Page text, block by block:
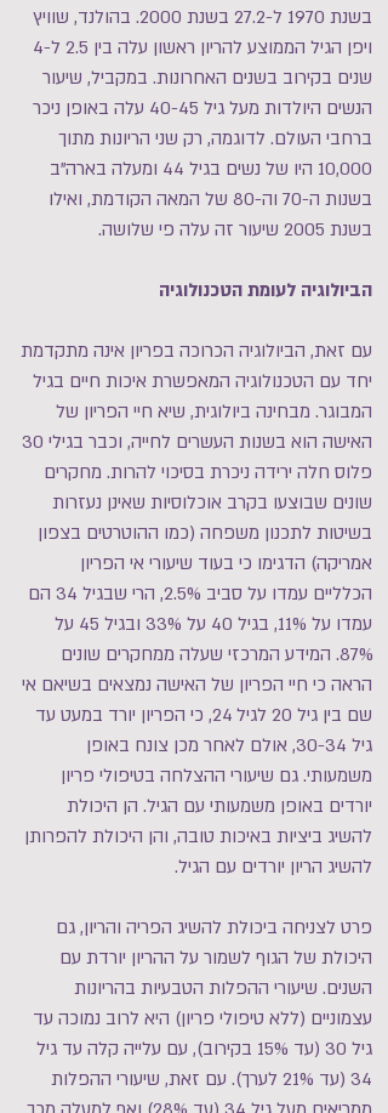
בשנת 1970 ל-27.2 בשנת 2000. בהולנד, שוויץ
ויפן הגיל הממוצע להריון ראשון עלה בין 2.5 ל-4
שנים בקירוב בשנים האחרונות. במקביל, שיעור
הנשים היולדות מעל גיל 40-45 עלה באופן ניכר
ברחבי העולם. לדוגמה, רק שני הריונות מתוך
10,000 היו של נשים בגיל 44 ומעלה בארה"ב
בשנות ה-70 וה-80 של המאה הקודמת, ואילו
בשנת 2005 שיעור זה עלה פי שלושה.
הביולוגיה לעומת הטכנולוגיה
עם זאת, הביולוגיה הכרוכה בפריון אינה מתקדמת
יחד עם הטכנולוגיה המאפשרת איכות חיים בגיל
המבוגר. מבחינה ביולוגית, שיא חיי הפריון של
האישה הוא בשנות העשרים לחייה, וכבר בגילי 30
פלוס חלה ירידה ניכרת בסיכוי להרות. מחקרים
שונים שבוצעו בקרב אוכלוסיות שאינן נעזרות
בשיטות לתכנון משפחה (כמו ההוטרטים בצפון
אמריקה) הדגימו כי בעוד שיעורי אי הפריון
הכלליים עמדו על סביב 2.5%, הרי שבגיל 34 הם
עמדו על 11%, בגיל 40 על 33% ובגיל 45 על
87%. המידע המרכזי שעלה ממחקרים שונים
הראה כי חיי הפריון של האישה נמצאים בשיאם אי
שם בין גיל 20 לגיל 24, כי הפריון יורד במעט עד
גיל 30-34, אולם לאחר מכן צונח באופן
משמעותי. גם שיעורי ההצלחה בטיפולי פריון
יורדים באופן משמעותי עם הגיל. הן היכולת
להשיג ביציות באיכות טובה, והן היכולת להפרותן
להשיג הריון יורדים עם הגיל.
פרט לצניחה ביכולת להשיג הפריה והריון, גם
היכולת של הגוף לשמור על ההריון יורדת עם
השנים. שיעורי ההפלות הטבעיות בהריונות
עצמוניים (ללא טיפולי פריון) היא לרוב נמוכה עד
גיל 30 (עד 15% בקירוב), עם עלייה קלה עד גיל
34 (עד 21% לערך). עם זאת, שיעורי ההפלות